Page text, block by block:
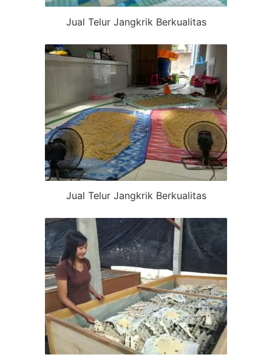
Jual Telur Jangkrik Berkualitas
Jual Telur Jangkrik Berkualitas